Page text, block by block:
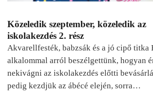
Közeledik szeptember, közeledik az
iskolakezdés 2. rész
Akvarellfesték, babzsák és a jó cipő titka
alkalommal arról beszélgettünk, hogyan
nekivágni az iskolakezdés előtti
pedig kezdjük az ábécé elején, sorra…